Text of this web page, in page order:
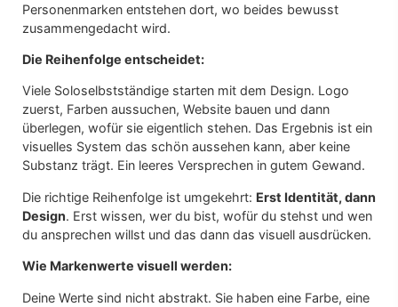
Personenmarken entstehen dort, wo beides bewusst
zusammengedacht wird.
Die Reihenfolge entscheidet:
Viele Soloselbstständige starten mit dem Design. Logo
zuerst, Farben aussuchen, Website bauen und dann
überlegen, wofür sie eigentlich stehen. Das Ergebnis ist ein
visuelles System das schön aussehen kann, aber keine
Substanz trägt. Ein leeres Versprechen in gutem Gewand.
Die richtige Reihenfolge ist umgekehrt: Erst Identität, dann
Design. Erst wissen, wer du bist, wofür du stehst und wen
du ansprechen willst und das dann das visuell ausdrücken.
Wie Markenwerte visuell werden:
Deine Werte sind nicht abstrakt. Sie haben eine Farbe, eine